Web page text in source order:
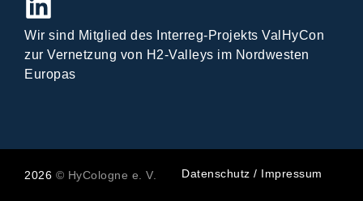
Wir sind Mitglied des Interreg-Projekts ValHyCon
zur Vernetzung von H2-Valleys im Nordwesten
Europas
2026 © HyCologne e. V. Datenschutz / Impressum